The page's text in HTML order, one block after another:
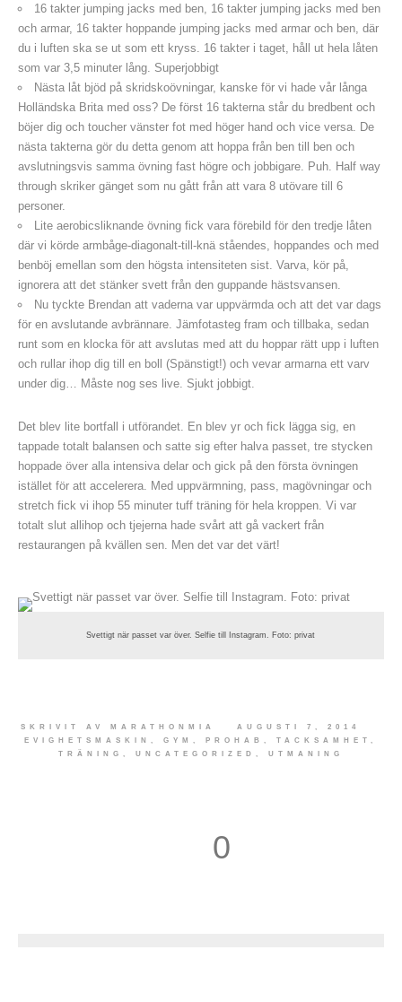
16 takter jumping jacks med ben, 16 takter jumping jacks med ben
och armar, 16 takter hoppande jumping jacks med armar och ben, där
du i luften ska se ut som ett kryss. 16 takter i taget, håll ut hela låten
som var 3,5 minuter lång. Superjobbigt
Nästa låt bjöd på skridskoövningar, kanske för vi hade vår långa
Holländska Brita med oss? De först 16 takterna står du bredbent och
böjer dig och toucher vänster fot med höger hand och vice versa. De
nästa takterna gör du detta genom att hoppa från ben till ben och
avslutningsvis samma övning fast högre och jobbigare. Puh. Half way
through skriker gänget som nu gått från att vara 8 utövare till 6
personer.
Lite aerobicsliknande övning fick vara förebild för den tredje låten
där vi körde armbåge-diagonalt-till-knä ståendes, hoppandes och med
benböj emellan som den högsta intensiteten sist. Varva, kör på,
ignorera att det stänker svett från den guppande hästsvansen.
Nu tyckte Brendan att vaderna var uppvärmda och att det var dags
för en avslutande avbrännare. Jämfotasteg fram och tillbaka, sedan
runt som en klocka för att avslutas med att du hoppar rätt upp i luften
och rullar ihop dig till en boll (Spänstigt!) och vevar armarna ett varv
under dig… Måste nog ses live. Sjukt jobbigt.
Det blev lite bortfall i utförandet. En blev yr och fick lägga sig, en
tappade totalt balansen och satte sig efter halva passet, tre stycken
hoppade över alla intensiva delar och gick på den första övningen
istället för att accelerera. Med uppvärmning, pass, magövningar och
stretch fick vi ihop 55 minuter tuff träning för hela kroppen. Vi var
totalt slut allihop och tjejerna hade svårt att gå vackert från
restaurangen på kvällen sen. Men det var det värt!
Svettigt när passet var över. Selfie till Instagram. Foto: privat
SKRIVIT AV MARATHONMIA
AUGUSTI 7, 2014
EVIGHETSMASKIN
,GYM ,PROHAB ,TACKSAMHET
TRÄNING
UNCATEGORIZED UTMANING
0